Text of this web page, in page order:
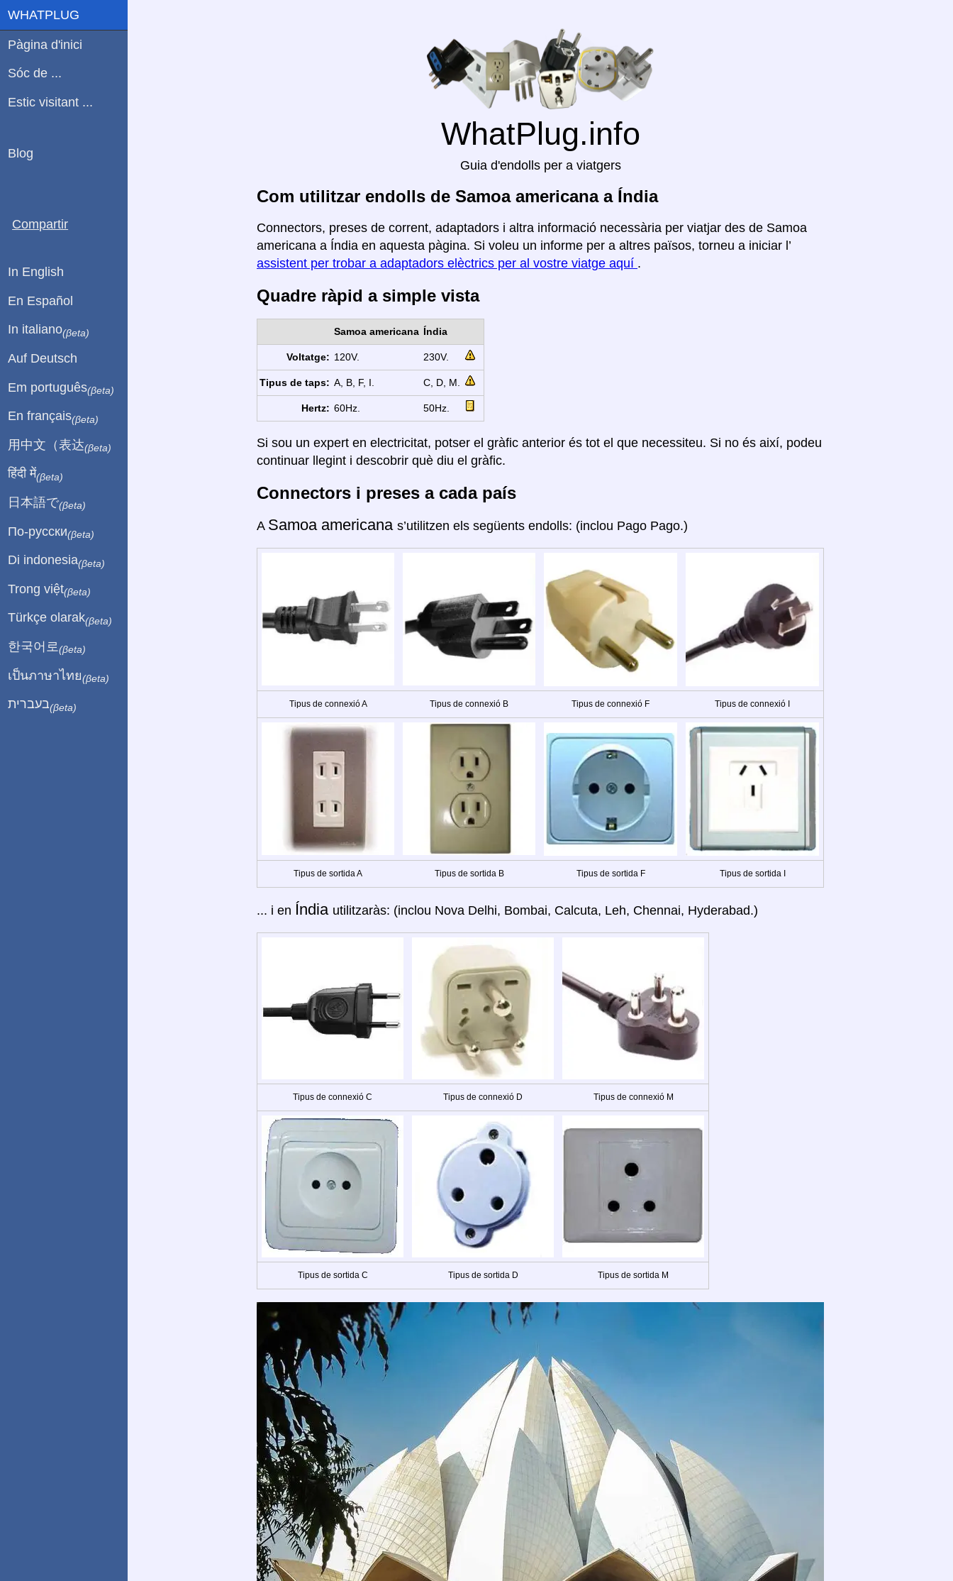
WhatPlug.info
Guia d'endolls per a viatgers
Com utilitzar endolls de Samoa americana a Índia
Connectors, preses de corrent, adaptadors i altra informació necessària per viatjar des de Samoa
americana a Índia en aquesta pàgina. Si voleu un informe per a altres països, torneu a iniciar l’
assistent per trobar a adaptadors elèctrics per al vostre viatge aquí .
Quadre ràpid a simple vista
Samoa americana Índia
Voltatge: 120V. 230V.
Tipus de taps: A, B, F, I. C, D, M.
Hertz: 60Hz. 50Hz.
Si sou un expert en electricitat, potser el gràfic anterior és tot el que necessiteu. Si no és així, podeu
continuar llegint i descobrir què diu el gràfic.
Connectors i preses a cada país
A Samoa americana s’utilitzen els següents endolls: (inclou Pago Pago.)
Tipus de connexió A Tipus de connexió B Tipus de connexió F Tipus de connexió I
Tipus de sortida A Tipus de sortida B Tipus de sortida F Tipus de sortida I
... i en Índia utilitzaràs: (inclou Nova Delhi, Bombai, Calcuta, Leh, Chennai, Hyderabad.)
Tipus de connexió C Tipus de connexió D Tipus de connexió M
Tipus de sortida C Tipus de sortida D Tipus de sortida M
WHATPLUG
Pàgina d'inici
Sóc de ...
Estic visitant ...
Blog
Compartir
In English
En Español
In italiano(βeta)
Auf Deutsch
Em português(βeta)
En français(βeta)
用中文（表达(βeta)
हिंदी में(βeta)
日本語で(βeta)
По-русски(βeta)
Di indonesia(βeta)
Trong việt(βeta)
Türkçe olarak(βeta)
한국어로 (βeta)
เป็นภาษาไทย(βeta)
בעברית(βeta)